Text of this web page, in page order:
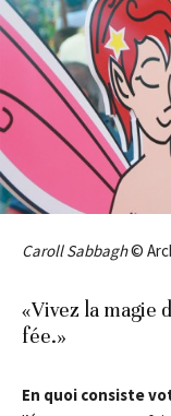
Caroll Sabbagh©
«Vivez la magie
fée.»
En quoi consiste